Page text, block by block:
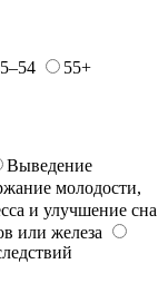
55+
Выведение
молодости,
и улучшение сна
или железа